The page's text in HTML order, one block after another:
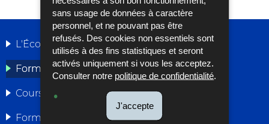
sans usage de données à caractère
personnel, et ne pouvant pas être
refusés. Des cookies non essentiels sont
utilisés à des fins statistiques et seront
activés uniquement si vous les acceptez.
Consulter notre politique de confidentialité
J'accepte
MENU
DE
NAVIGATION
L'École
Formations délégué(e)s
Cours intérimaires
Formations citoyennes